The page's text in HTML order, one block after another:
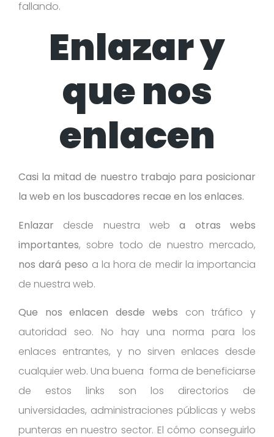
fallando.
Enlazar y
que nos
enlacen
Casi la mitad de nuestro trabajo para posicionar
la web en los buscadores recae en los enlaces.
Enlazar desde nuestra web a otras webs
importantes, sobre todo de nuestro mercado,
nos dará peso a la hora de medir la importancia
de nuestra web.
Que nos enlacen desde webs con tráfico y
autoridad seo. No hay una norma para los
enlaces entrantes, y no sirven enlaces desde
cualquier web. Una buena forma de beneficiarse
de estos links son los directorios de
universidades, administraciones públicas y webs
punteras en nuestro sector. El cómo conseguirlo